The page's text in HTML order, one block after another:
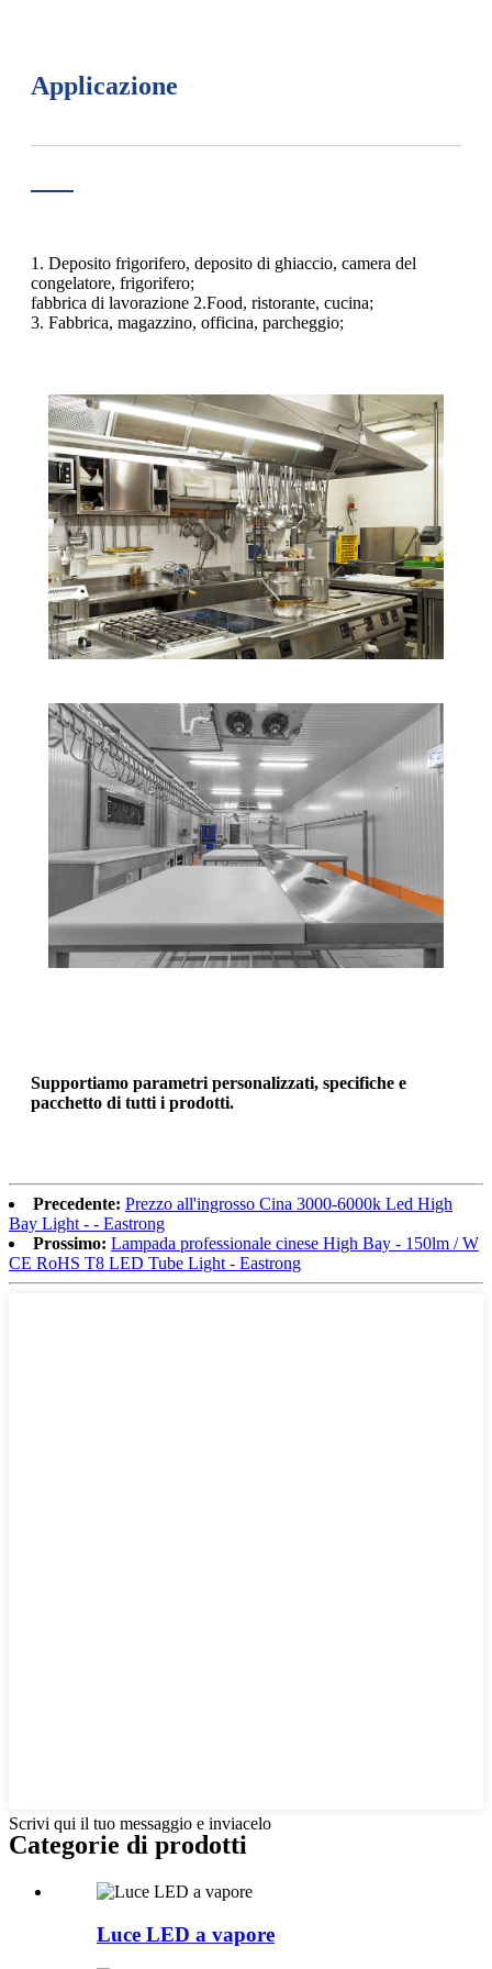
Applicazione
1. Deposito frigorifero, deposito di ghiaccio, camera del
congelatore, frigorifero;
fabbrica di lavorazione 2.Food, ristorante, cucina;
3. Fabbrica, magazzino, officina, parcheggio;
Supportiamo parametri personalizzati, specifiche e
pacchetto di tutti i prodotti.
Precedente: Prezzo all'ingrosso Cina 3000-6000k Led High
Bay Light - - Eastrong
Prossimo: Lampada professionale cinese High Bay - 150lm / W
CE RoHS T8 LED Tube Light - Eastrong
Scrivi qui il tuo messaggio e inviacelo
Categorie di prodotti
Luce LED a vapore